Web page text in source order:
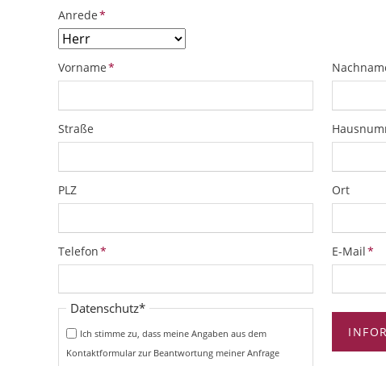
Pflichtfeld
Anrede*
Pflichtfeld
Vorname* Pflichtfeld
Straße
PLZ Ort
Pflichtfeld
Telefon* Pflichtfeld
E-Mail*
Pflichtfeld
Datenschutz*
Ich stimme zu, dass meine Angaben aus dem
Kontaktformular zur Beantwortung meiner Anfrage